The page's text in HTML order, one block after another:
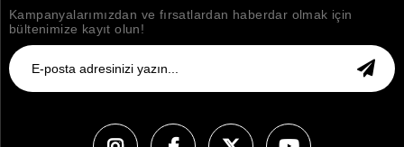
Kampanyalarımızdan ve fırsatlardan haberdar olmak için
bültenimize kayıt olun!